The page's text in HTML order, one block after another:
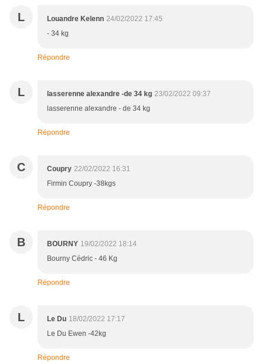
L Louandre Kelenn 24/02/2022 17:45
- 34 kg
Répondre
L lasserenne alexandre -de 34 kg 23/02/2022 09:37
lasserenne alexandre - de 34 kg
Répondre
C Coupry 22/02/2022 16:31
Firmin Coupry -38kgs
Répondre
B BOURNY 19/02/2022 18:14
Bourny Cédric - 46 Kg
Répondre
L Le Du 18/02/2022 17:17
Le Du Ewen -42kg
Répondre